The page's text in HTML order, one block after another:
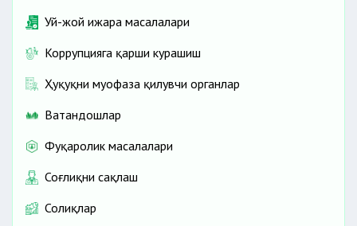
Уй-жой ижара масалалари
Коррупцияга қарши курашиш
Ҳуқуқни муҳофаза қилувчи органлар
Ватандошлар
Фуқаролик масалалари
Соғлиқни сақлаш
Солиқлар